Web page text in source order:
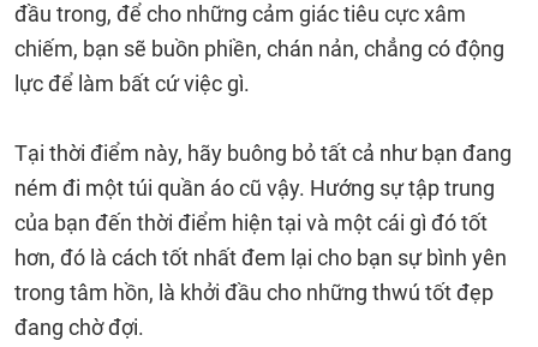
đầu trong, để cho những cảm giác tiêu cực xâm
chiếm, bạn sẽ buồn phiền, chán nản, chẳng có động
lực để làm bất cứ việc gì.
Tại thời điểm này, hãy buông bỏ tất cả như bạn đang
ném đi một túi quần áo cũ vậy. Hướng sự tập trung
của bạn đến thời điểm hiện tại và một cái gì đó tốt
hơn, đó là cách tốt nhất đem lại cho bạn sự bình yên
trong tâm hồn, là khởi đầu cho những thwú tốt đẹp
đang chờ đợi.